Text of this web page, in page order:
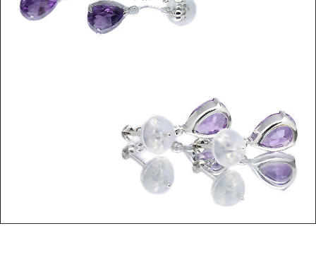
ご注文手続き
カートを見る
お買い物を続ける